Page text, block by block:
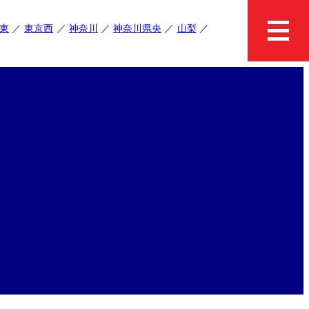
東京西 神奈川 神奈川県央 山梨